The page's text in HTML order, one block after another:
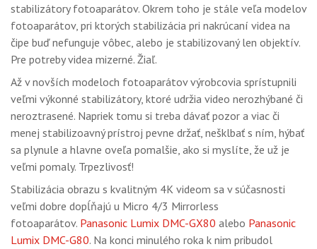
stabilizátory fotoaparátov. Okrem toho je stále veľa modelov
fotoaparátov, pri ktorých stabilizácia pri nakrúcaní videa na
čipe buď nefunguje vôbec, alebo je stabilizovaný len objektív.
Pre potreby videa mizerné. Žiaľ.
Až v novších modeloch fotoaparátov výrobcovia sprístupnili
veľmi výkonné stabilizátory, ktoré udržia video nerozhýbané či
neroztrasené. Napriek tomu si treba dávať pozor a viac či
menej stabilizoavný prístroj pevne držať, nešklbať s ním, hýbať
sa plynule a hlavne oveľa pomalšie, ako si myslíte, že už je
veľmi pomaly. Trpezlivosť!
Stabilizácia obrazu s kvalitným 4K videom sa v súčasnosti
veľmi dobre dopĺňajú u Micro 4/3 Mirrorless
fotoaparátov. Panasonic Lumix DMC-GX80 alebo Panasonic
Lumix DMC-G80. Na konci minulého roka k nim pribudol